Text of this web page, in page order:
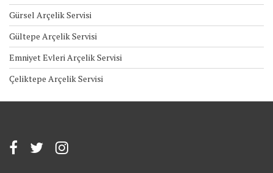
Gürsel Arçelik Servisi
Gültepe Arçelik Servisi
Emniyet Evleri Arçelik Servisi
Çeliktepe Arçelik Servisi